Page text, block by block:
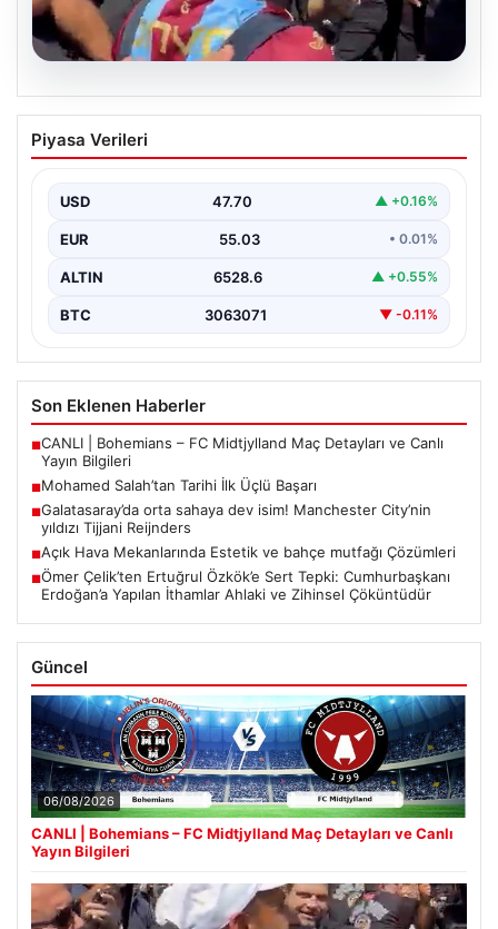
Mohamed Salah’tan Tarihi İlk Üçlü
Başarı
önemli bir dönüm noktasına imza attı. Takımının
hücum…
Piyasa Verileri
USD 47.70 ▲ +0.16%
EUR 55.03 • 0.01%
ALTIN 6528.6 ▲ +0.55%
BTC 3063071 ▼ -0.11%
Son Eklenen Haberler
■CANLI | Bohemians – FC Midtjylland Maç Detayları ve Canlı
Yayın Bilgileri
■Mohamed Salah’tan Tarihi İlk Üçlü Başarı
■Galatasaray’da orta sahaya dev isim! Manchester City’nin
yıldızı Tijjani Reijnders
■Açık Hava Mekanlarında Estetik ve bahçe mutfağı Çözümleri
■Ömer Çelik’ten Ertuğrul Özkök’e Sert Tepki: Cumhurbaşkanı
Erdoğan’a Yapılan İthamlar Ahlaki ve Zihinsel Çöküntüdür
Güncel
06/08/2026
CANLI | Bohemians – FC Midtjylland Maç Detayları ve Canlı
Yayın Bilgileri